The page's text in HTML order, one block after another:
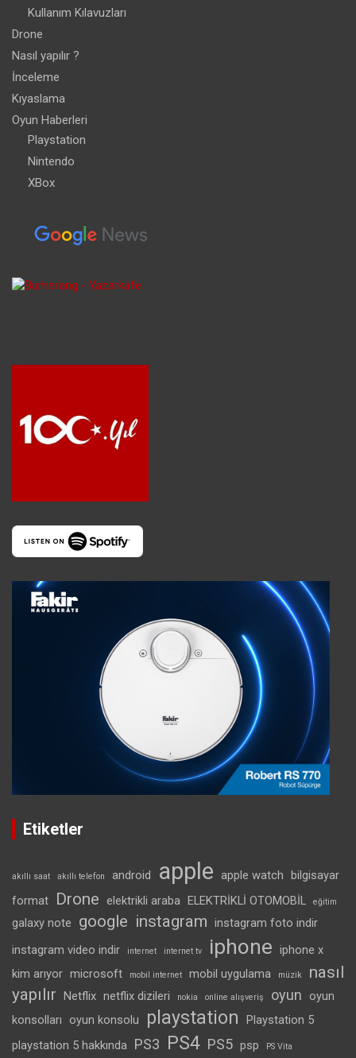
Kullanım Kılavuzları
Drone
Nasıl yapılır ?
İnceleme
Kıyaslama
Oyun Haberleri
Playstation
Nintendo
XBox
Etiketler
akıllı saat akıllı telefon android apple apple watch bilgisayar
format
Drone elektrikli araba ELEKTRİKLİ OTOMOBİL eğitim
galaxy note google instagram instagram foto indir
instagram video indir
internet internet tv iphone iphone x
kim arıyor microsoft mobil internet mobil uygulama müzik
nasıl
yapılır Netflix netflix dizileri nokia online alışveriş oyun
oyun
konsolları
oyun konsolu playstation
Playstation 5
playstation 5 hakkında PS3 PS4 PS5 psp PS Vita